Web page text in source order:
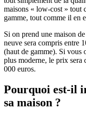
maisons « low-cost » tout
gamme, tout comme il en
Si on prend une maison
neuve sera compris entre
(haut de gamme). Si vous
plus moderne, le prix sera
000 euros.
Pourquoi est-il
sa maison ?